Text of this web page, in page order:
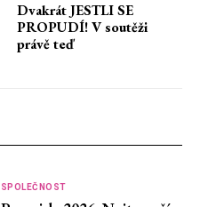
Dvakrát JESTLI SE
PROPUDÍ! V soutěži
právě teď
SPOLEČNOST